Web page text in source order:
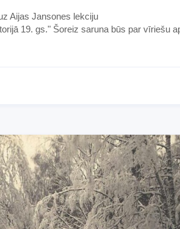
Aijas Jansones lekciju
19. gs." Šoreiz saruna būs par vīriešu